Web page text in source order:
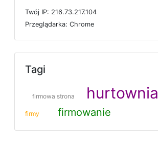
Twój IP: 216.73.217.104
Przeglądarka: Chrome
Tagi
firmowa strona hurtownia
firmy firmowanie